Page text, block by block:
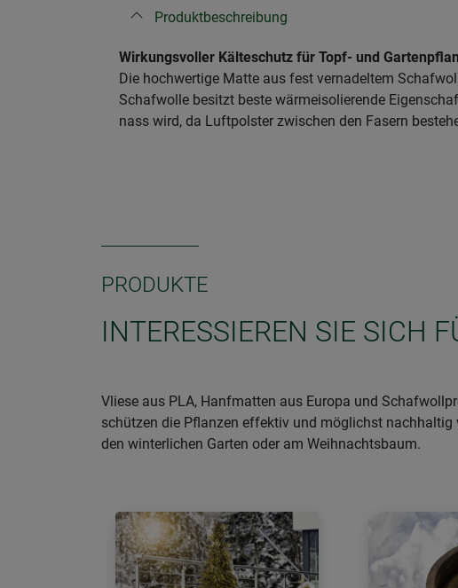
Produktbeschreibung
Wirkungsvoller Kälteschutz für Topf- und
Die hochwertige Matte aus fest vernadeltem
Schafwolle besitzt beste wärmeisolierende
nass wird, da Luftpolster zwischen den Fasern
PRODUKTE
INTERESSIEREN SIE SICH
Vliese aus PLA, Hanfmatten aus Europa und
schützen die Pflanzen effektiv und möglichst
den winterlichen Garten oder am Weihnachtsbaum.